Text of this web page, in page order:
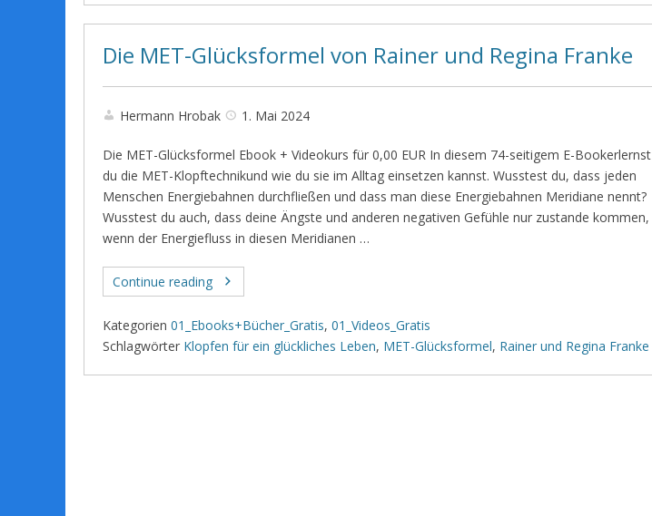
Die MET-Glücksformel von Rainer und Regina Franke
Hermann Hrobak 1. Mai 2024
Die MET-Glücksformel Ebook + Videokurs für 0,00 EUR In diesem 74-seitigem E-Bookerlernst
du die MET-Klopftechnikund wie du sie im Alltag einsetzen kannst. Wusstest du, dass jeden
Menschen Energiebahnen durchfließen und dass man diese Energiebahnen Meridiane nennt?
Wusstest du auch, dass deine Ängste und anderen negativen Gefühle nur zustande kommen,
wenn der Energiefluss in diesen Meridianen …
Continue reading
Kategorien 01_Ebooks+Bücher_Gratis, 01_Videos_Gratis
Schlagwörter Klopfen für ein glückliches Leben, MET-Glücksformel, Rainer und Regina Franke